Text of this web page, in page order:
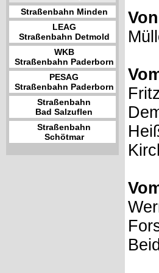
Straßenbahn Minden
LEAG
Straßenbahn Detmold
WKB
Straßenbahn Paderborn
PESAG
Straßenbahn Paderborn
Straßenbahn
Bad Salzuflen
Straßenbahn
Schötmar